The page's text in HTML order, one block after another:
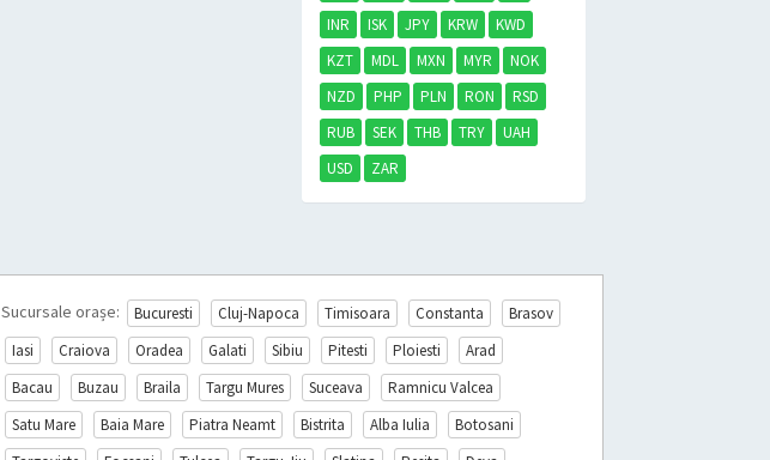
INR
ISK JPY KRW
KWD
KZT
MDL MXN MYR
NOK
NZD
PHP PLN RON
RSD
RUB
SEK THB TRY
UAH
USD
ZAR
Sucursale orașe: Bucuresti Cluj-Napoca Timisoara Constanta
Brasov
Iasi
Craiova Oradea Galati Sibiu Pitesti Ploiesti
Arad
Bacau
Buzau Braila Targu Mures Suceava
Ramnicu Valcea
Satu Mare
Baia Mare Piatra Neamt Bistrita Alba Iulia
Botosani